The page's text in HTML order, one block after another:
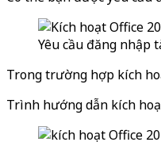
Yêu cầu đăng nhập
Trong trường hợp kích
Trình hướng dẫn kích